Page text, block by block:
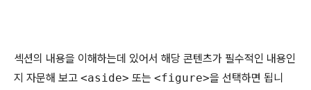
섹션의 내용을 이해하는데 있어서 해당 콘텐츠가 필수적인 내용인
지 자문해 보고 <aside> 또는 <figure>을 선택하면 됩니